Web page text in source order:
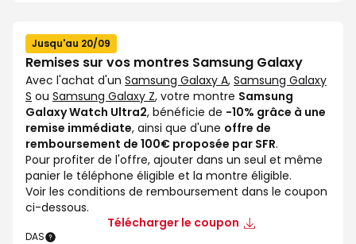
Jusqu'au 20/09
Remises sur vos montres Samsung Galaxy
Avec l'achat d'un Samsung Galaxy A, Samsung Galaxy
S ou Samsung Galaxy Z, votre montre Samsung
Galaxy Watch Ultra2, bénéficie de -10% grâce à une
remise immédiate, ainsi que d'une offre de
remboursement de 100€ proposée par SFR.
Pour profiter de l'offre, ajouter dans un seul et même
panier le téléphone éligible et la montre éligible.
Voir les conditions de remboursement dans le coupon
ci-dessous.
Télécharger le coupon
DAS